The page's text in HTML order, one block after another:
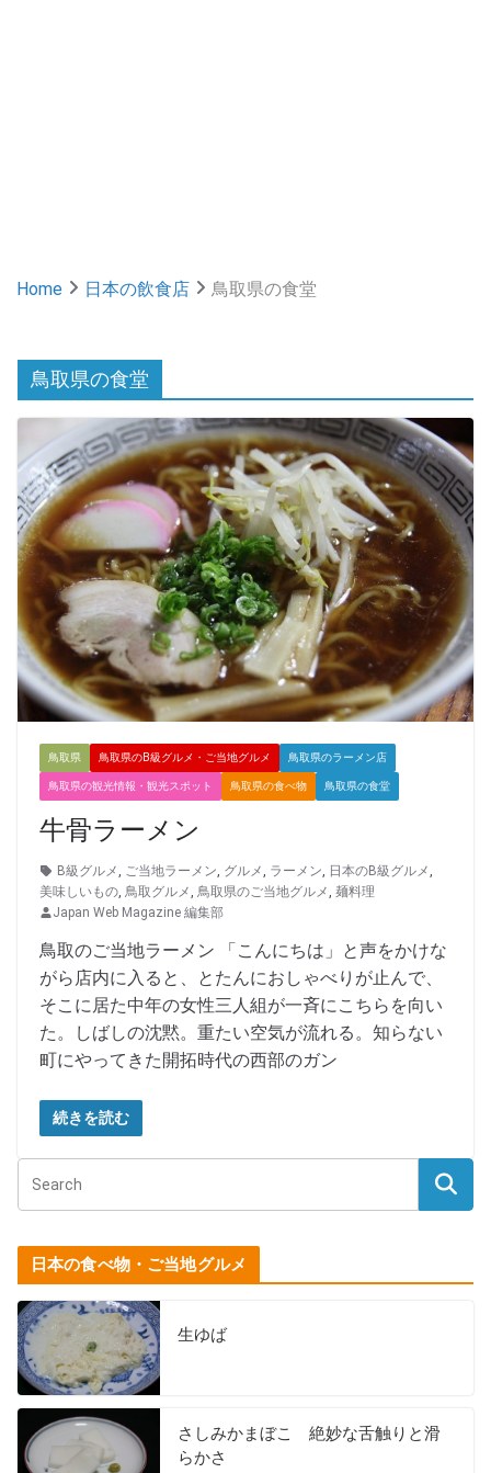
Home 日本の飲食店 鳥取県の食堂
鳥取県の食堂
鳥取県 鳥取県のB級グルメ・ご当地グルメ 鳥取県のラーメン店
鳥取県の観光情報・観光スポット 鳥取県の食べ物 鳥取県の食堂
牛骨ラーメン
B級グルメ, ご当地ラーメン, グルメ, ラーメン, 日本のB級グルメ,
美味しいもの, 鳥取グルメ, 鳥取県のご当地グルメ, 麺料理
Japan Web Magazine 編集部
鳥取のご当地ラーメン 「こんにちは」と声をかけな
がら店内に入ると、とたんにおしゃべりが止んで、
そこに居た中年の女性三人組が一斉にこちらを向い
た。しばしの沈黙。重たい空気が流れる。知らない
町にやってきた開拓時代の西部のガン
続きを読む
日本の食べ物・ご当地グルメ
生ゆば
さしみかまぼこ 絶妙な舌触りと滑
らかさ